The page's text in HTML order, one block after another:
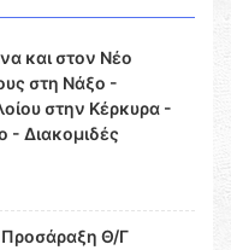
και στον Νέο
στη Νάξο -
στην Κέρκυρα -
Διακομιδές
Θ/Γ